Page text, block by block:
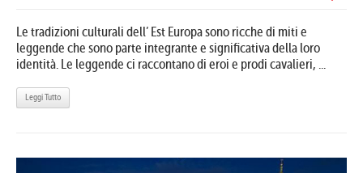
Le tradizioni culturali dell’ Est Europa sono ricche di miti e
leggende che sono parte integrante e significativa della loro
identità. Le leggende ci raccontano di eroi e prodi cavalieri, ...
Leggi Tutto